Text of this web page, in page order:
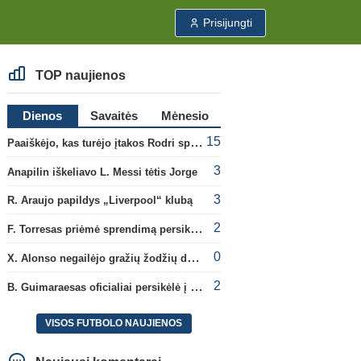
Prisijungti
TOP naujienos
Dienos Savaitės
Mėnesio
Paaiškėjo, kas turėjo įtakos Rodri sprendimui pasirinkti Barselonos pusę 15
Anapilin iškeliavo L. Messi tėtis Jorge 3
R. Araujo papildys „Liverpool“ klubą 3
F. Torresas priėmė sprendimą persikelti į PSG ekipą 2
X. Alonso negailėjo gražių žodžių dabartiniam savo klubui „Chelsea“ 0
B. Guimaraesas oficialiai persikėlė į „Arsenal“ klubą 2
VISOS FUTBOLO NAUJIENOS